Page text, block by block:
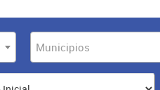
Municipios